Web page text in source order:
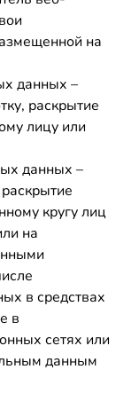
на
данных –
раскрытие
лицу или
данных –
кругу лиц
на
в средствах
в
сетях или
данным